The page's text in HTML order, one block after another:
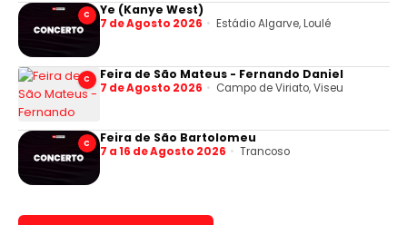
C Ye (Kanye West)
7 de Agosto 2026 Estádio Algarve, Loulé
C Feira de São Mateus - Fernando Daniel
7 de Agosto 2026 Campo de Viriato, Viseu
C Feira de São Bartolomeu
7 a 16 de Agosto 2026 Trancoso